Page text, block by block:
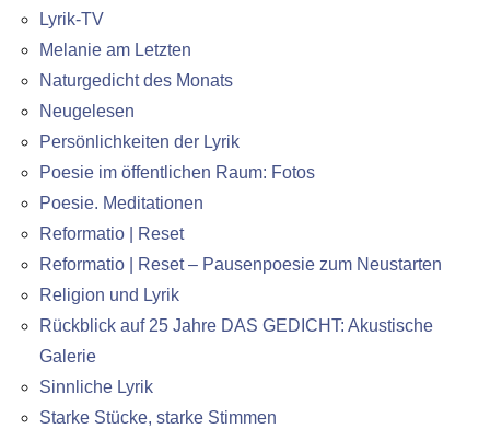
Lyrik-TV
Melanie am Letzten
Naturgedicht des Monats
Neugelesen
Persönlichkeiten der Lyrik
Poesie im öffentlichen Raum: Fotos
Poesie. Meditationen
Reformatio | Reset
Reformatio | Reset – Pausenpoesie zum Neustarten
Religion und Lyrik
Rückblick auf 25 Jahre DAS GEDICHT: Akustische
Galerie
Sinnliche Lyrik
Starke Stücke, starke Stimmen